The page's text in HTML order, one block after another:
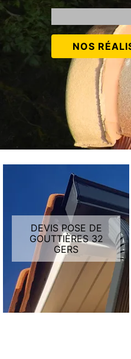
NOS
DEVIS POSE DE
GOUTTIÈRES 32
GERS